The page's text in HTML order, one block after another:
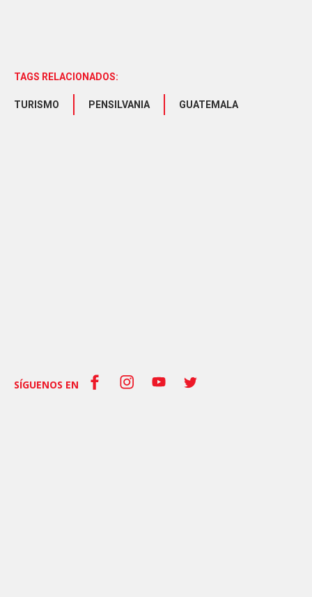
TAGS RELACIONADOS:
TURISMO PENSILVANIA GUATEMALA
SÍGUENOS EN